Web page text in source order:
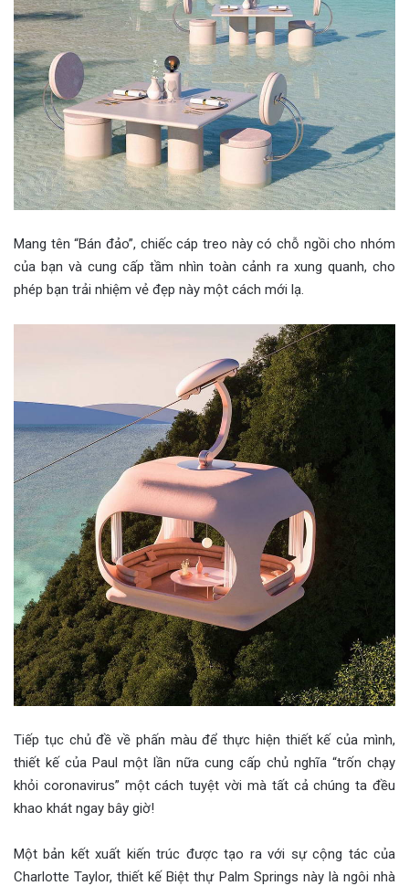
Mang tên “Bán đảo”, chiếc cáp treo này có chỗ ngồi cho nhóm
của bạn và cung cấp tầm nhìn toàn cảnh ra xung quanh, cho
phép bạn trải nhiệm vẻ đẹp này một cách mới lạ.
Tiếp tục chủ đề về phấn màu để thực hiện thiết kế của mình,
thiết kế của Paul một lần nữa cung cấp chủ nghĩa “trốn chạy
khỏi coronavirus” một cách tuyệt vời mà tất cả chúng ta đều
khao khát ngay bây giờ!
Một bản kết xuất kiến trúc được tạo ra với sự cộng tác của
Charlotte Taylor, thiết kế Biệt thự Palm Springs này là ngôi nhà